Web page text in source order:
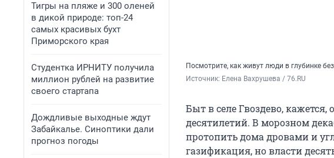
Тигры на пляже и 300 оленей
в дикой природе: топ-24
самых красивых бухт
Приморского края
Студентка ИРНИТУ получила
миллион рублей на развитие
своего стартапа
Дождливые выходные ждут
Забайкалье. Синоптики дали
прогноз погоды
Посмотрите, как живут люди в глубинке без
Источник: Елена Вахрушева / 76.RU
Быт в селе Гвоздево, кажется,
десятилетий. В морозном
протопить дома дровами и
газификация, но власти